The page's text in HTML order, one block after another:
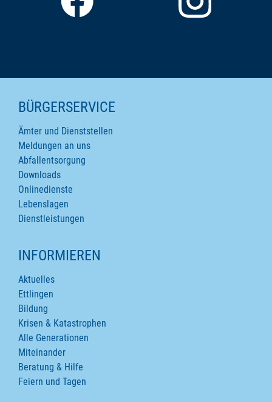
SEITENINHALTE
BÜRGERSERVICE
Ämter und Dienststellen
Meldungen an uns
Abfallentsorgung
Downloads
Onlinedienste
Lebenslagen
Dienstleistungen
INFORMIEREN
Aktuelles
Ettlingen
Bildung
Krisen & Katastrophen
Alle Generationen
Miteinander
Beratung & Hilfe
Feiern und Tagen